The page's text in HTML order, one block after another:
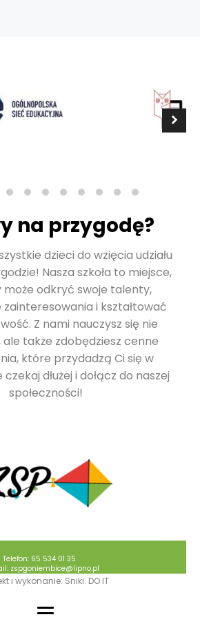
na przygodę?
dzieci do wzięcia udziału
Nasza szkoła to miejsce,
może odkryć swoje talenty,
zainteresowania i kształtować
Z nami nauczysz się nie
ale także zdobędziesz cenne
które przydadzą Ci się w
czekaj dłużej i dołącz do naszej
społeczności!
Telefon: 65 534 01 35
zspgoniembice@lipno.pl
i wykonanie: Sniki. DO IT